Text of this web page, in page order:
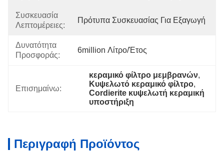
Συσκευασία
Λεπτομέρειες:
Πρότυπα Συσκευασίας Για Εξαγωγή
Δυνατότητα
Προσφοράς:
6million Λίτρο/έτος
Επισημαίνω:
κεραμικό φίλτρο μεμβρανών,
Κυψελωτό κεραμικό φίλτρο,
Cordierite κυψελωτή κεραμική
υποστήριξη
Περιγραφή Προϊόντος